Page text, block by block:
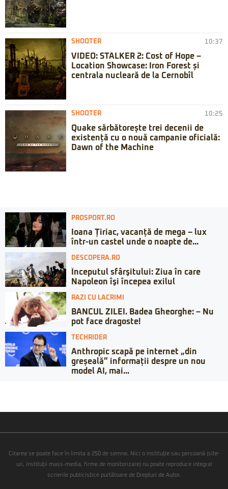
SHOOTER 10:37
VIDEO: STALKER 2: Cost of Hope –
Location Showcase: Iron Forest și
centrala nucleară de la Cernobîl
SHOOTER 10:25
Quake sărbătorește trei decenii de
existență cu o nouă campanie oficială:
Dawn of the Machine
PROSPORT.RO
Ioana Țiriac, vacanță de mega – lux
într-un castel unde o noapte de...
DESCOPERA.RO
Începutul sfârşitului: Ziua în care
Napoleon îşi începea exilul
RAZI CU LACRIMI
BANCUL ZILEI. Badea Gheorghe: – Nu
pot face dragoste!
TECHRIDER
Anthropic scapă pe internet „din
greșeală” informații despre un nou
model AI, mai...
Citarea se poate face în limita a 250 de semne. Nici o instituţie sau persoană (site-
uri, instituţii mass-media, firme de monitorizare) nu poate reproduce integral
scrierile publicistice purtătoare de Drepturi de Autor.